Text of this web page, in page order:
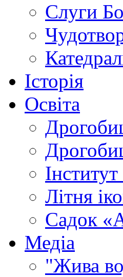
Слуги
Історія
Освіта
Літня
Садок
Медіа
"Жива